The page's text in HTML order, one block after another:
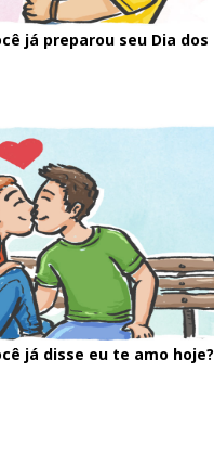
já preparou seu Dia dos
já disse eu te amo hoje?